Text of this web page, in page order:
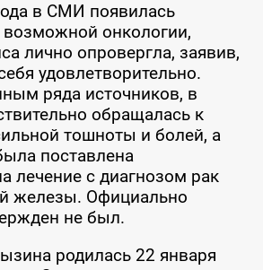
в СМИ появилась
онкологии,
лично опровергла, заявив,
удовлетворительно.
ряда источников, в
обращалась к
тошноты и болей, а
поставлена
лечение с диагнозом рак
железы. Официально
не был.
родилась 22 января